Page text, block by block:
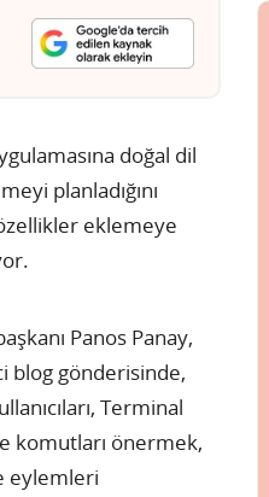
doğal dil
planladığını
eklemeye
Panos Panay,
blog gönderisinde,
Terminal
komutları önermek,
eylemleri